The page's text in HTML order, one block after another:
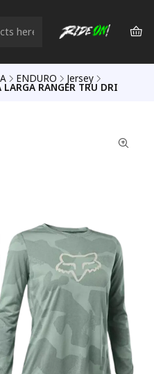
ENDURO Jersey
LARGA RANGER TRU DRI